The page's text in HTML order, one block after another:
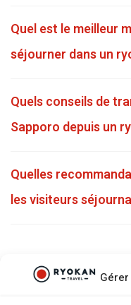
Quel est le meilleur
séjourner dans un
Quels conseils de
Sapporo depuis un
Quelles
les visiteurs